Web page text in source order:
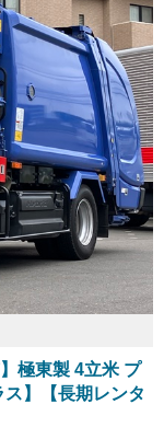
極東製 4立米 プ
】【長期レンタ